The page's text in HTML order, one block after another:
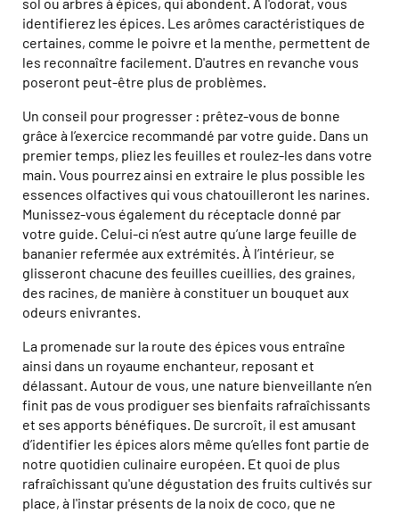
identifierez les épices. Les arômes caractéristiques de
certaines, comme le poivre et la menthe, permettent de
les reconnaître facilement. D'autres en revanche vous
poseront peut-être plus de problèmes.
Un conseil pour progresser : prêtez-vous de bonne
grâce à l’exercice recommandé par votre guide. Dans un
premier temps, pliez les feuilles et roulez-les dans votre
main. Vous pourrez ainsi en extraire le plus possible les
essences olfactives qui vous chatouilleront les narines.
Munissez-vous également du réceptacle donné par
votre guide. Celui-ci n’est autre qu’une large feuille de
bananier refermée aux extrémités. À l’intérieur, se
glisseront chacune des feuilles cueillies, des graines,
des racines, de manière à constituer un bouquet aux
odeurs enivrantes.
La promenade sur la route des épices vous entraîne
ainsi dans un royaume enchanteur, reposant et
délassant. Autour de vous, une nature bienveillante n’en
finit pas de vous prodiguer ses bienfaits rafraîchissants
et ses apports bénéfiques. De surcroît, il est amusant
d’identifier les épices alors même qu’elles font partie de
notre quotidien culinaire européen. Et quoi de plus
rafraîchissant qu'une dégustation des fruits cultivés sur
place, à l'instar présents de la noix de coco, que ne